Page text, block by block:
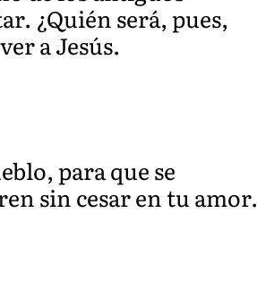
¿Quién será, pues,
a Jesús.
para que se
sin cesar en tu amor.